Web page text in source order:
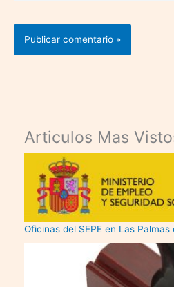
Articulos Mas
Oficinas del SEPE en Las Palmas